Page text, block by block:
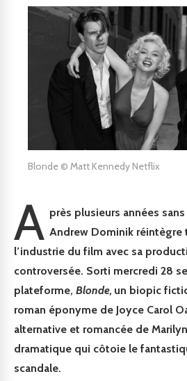
Blonde © Matt Kennedy Netflix
A près plusieurs années
Andrew Dominik réintègre
l’industrie du film avec sa
controversée. Sorti mercredi 28
plateforme, Blonde, un biopic
roman éponyme de Joyce Carol
alternative et romancée de
dramatique qui côtoie le
scandale.